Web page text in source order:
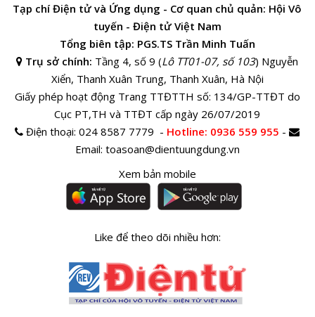
Tạp chí Điện tử và Ứng dụng - Cơ quan chủ quản: Hội Vô
tuyến - Điện tử Việt Nam
Tổng biên tập: PGS.TS Trần Minh Tuấn
Trụ sở chính: Tầng 4, số 9 (Lô TT01-07, số 103) Nguyễn
Xiển, Thanh Xuân Trung, Thanh Xuân, Hà Nội
Giấy phép hoạt động Trang TTĐTTH số: 134/GP-TTĐT do
Cục PT,TH và TTĐT cấp ngày 26/07/2019
Điện thoại:024 8587 7779 - Hotline: 0936 559 955 -
Email: toasoan@dientuungdung.vn
Xem bản mobile
Like để theo dõi nhiều hơn: